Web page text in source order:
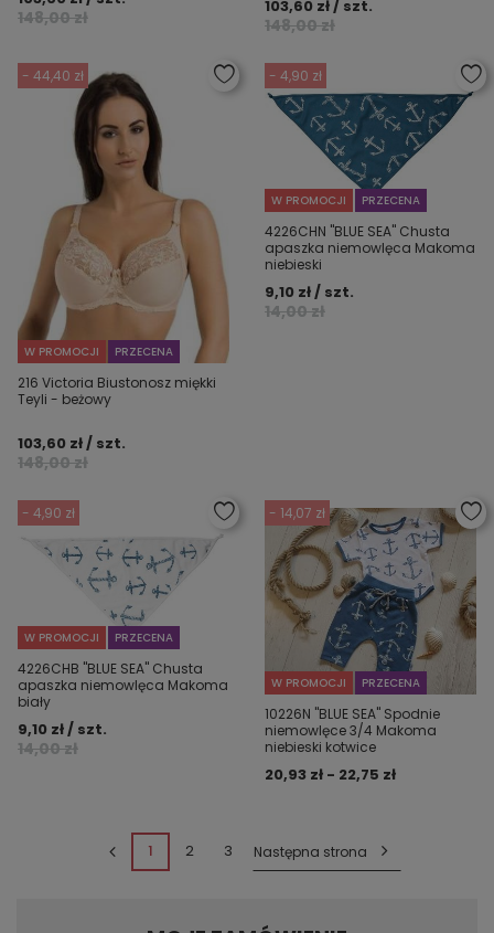
148,00 zł 148,00 zł
103,60 zł / szt.
- 44,40 zł
W PROMOCJI PRZECENA
216 Victoria Biustonosz miękki
Teyli - beżowy
148,00 zł
103,60 zł / szt.
- 4,90 zł
W PROMOCJI PRZECENA
4226CHN "BLUE SEA" Chusta
apaszka niemowlęca Makoma
niebieski
14,00 zł
9,10 zł / szt.
- 4,90 zł
W PROMOCJI PRZECENA
4226CHB "BLUE SEA" Chusta
apaszka niemowlęca Makoma
biały
14,00 zł
9,10 zł / szt.
- 14,07 zł
W PROMOCJI PRZECENA
10226N "BLUE SEA" Spodnie
niemowlęce 3/4 Makoma
niebieski kotwice
20,93 zł - 22,75 zł
1 2 3 Następna strona